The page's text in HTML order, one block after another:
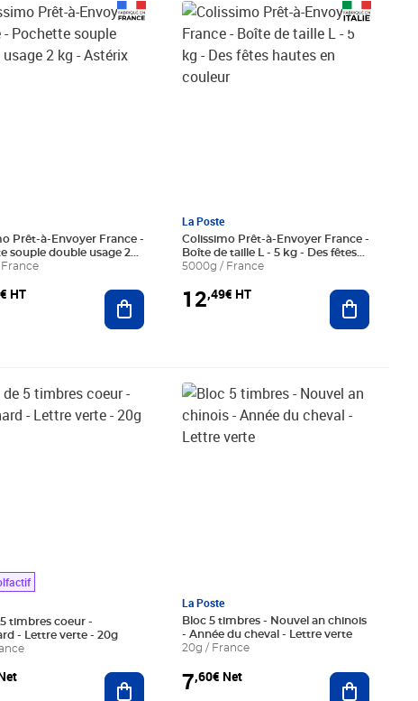
Prêt-à-Envoyer France -
souple double usage 2
HT
HT
Ajouter au panier
La Poste
Colissimo Prêt-à-Envoyer France -
Boîte de taille L - 5 kg - Des fêtes
hautes en couleur
5000g / France
12,49€ HT
Prix 12,49€ HT
Ajouter
timbres coeur -
- Lettre verte - 20g
Net
Ajouter au panier
La Poste
Bloc 5 timbres - Nouvel an chinois
- Année du cheval - Lettre verte
20g / France
7,60€ Net
Prix 7,60€ Net
Ajouter